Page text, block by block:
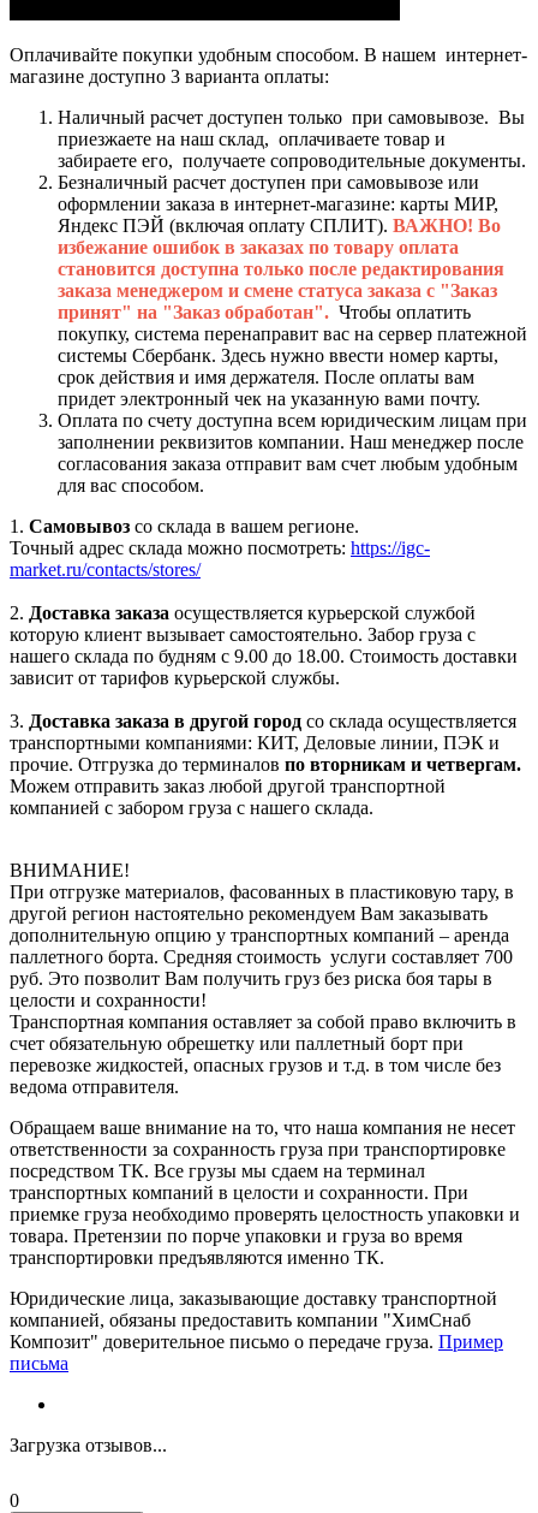
Оплачивайте покупки удобным способом. В нашем интернет-
магазине доступно 3 варианта оплаты:
Наличный расчет доступен только при самовывозе. Вы
приезжаете на наш склад, оплачиваете товар и
забираете его, получаете сопроводительные документы.
Безналичный расчет доступен при самовывозе или
оформлении заказа в интернет-магазине: карты МИР,
Яндекс ПЭЙ (включая оплату СПЛИТ). ВАЖНО! Во
избежание ошибок в заказах по товару оплата
становится доступна только после редактирования
заказа менеджером и смене статуса заказа с "Заказ
принят" на "Заказ обработан". Чтобы оплатить
покупку, система перенаправит вас на сервер платежной
системы Сбербанк. Здесь нужно ввести номер карты,
срок действия и имя держателя. После оплаты вам
придет электронный чек на указанную вами почту.
Оплата по счету доступна всем юридическим лицам при
заполнении реквизитов компании. Наш менеджер после
согласования заказа отправит вам счет любым удобным
для вас способом.
1. Самовывоз со склада в вашем регионе.
Точный адрес склада можно посмотреть: https://igc-
market.ru/contacts/stores/
2. Доставка заказа осуществляется курьерской службой
которую клиент вызывает самостоятельно. Забор груза с
нашего склада по будням с 9.00 до 18.00. Стоимость доставки
зависит от тарифов курьерской службы.
3. Доставка заказа в другой город со склада осуществляется
транспортными компаниями: КИТ, Деловые линии, ПЭК и
прочие. Отгрузка до терминалов по вторникам и четвергам.
Можем отправить заказ любой другой транспортной
компанией с забором груза с нашего склада.
ВНИМАНИЕ!
При отгрузке материалов, фасованных в пластиковую тару, в
другой регион настоятельно рекомендуем Вам заказывать
дополнительную опцию у транспортных компаний – аренда
паллетного борта. Средняя стоимость услуги составляет 700
руб. Это позволит Вам получить груз без риска боя тары в
целости и сохранности!
Транспортная компания оставляет за собой право включить в
счет обязательную обрешетку или паллетный борт при
перевозке жидкостей, опасных грузов и т.д. в том числе без
ведома отправителя.
Обращаем ваше внимание на то, что наша компания не несет
ответственности за сохранность груза при транспортировке
посредством ТК. Все грузы мы сдаем на терминал
транспортных компаний в целости и сохранности. При
приемке груза необходимо проверять целостность упаковки и
товара. Претензии по порче упаковки и груза во время
транспортировки предъявляются именно ТК.
Юридические лица, заказывающие доставку транспортной
компанией, обязаны предоставить компании "ХимСнаб
Композит" доверительное письмо о передаче груза. Пример
письма
Загрузка отзывов...
0